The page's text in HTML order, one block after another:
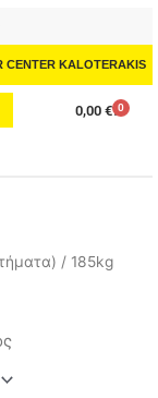
CENTER KALOTERAKIS
0,00 € 0
Cart
/ 185kg